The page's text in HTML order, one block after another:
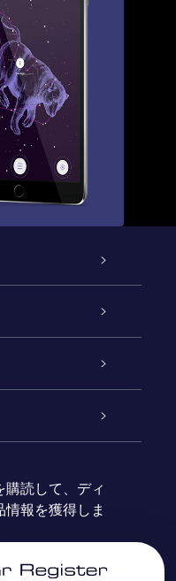
読して、ディ
報を獲得しま